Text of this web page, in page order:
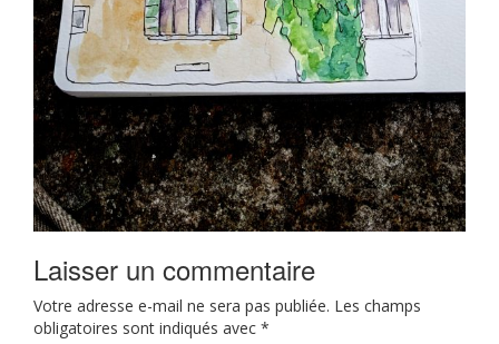
Laisser un commentaire
Votre adresse e-mail ne sera pas publiée. Les champs
obligatoires sont indiqués avec *